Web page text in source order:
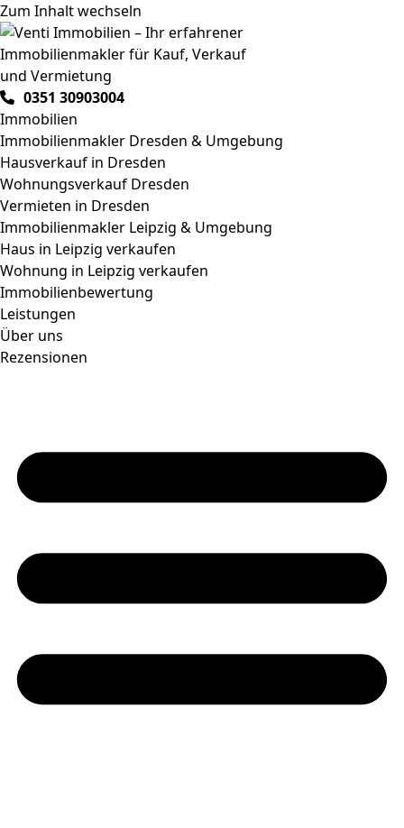
Zum Inhalt wechseln
0351 30903004
Immobilien
Immobilienmakler Dresden & Umgebung
Hausverkauf in Dresden
Wohnungsverkauf Dresden
Vermieten in Dresden
Immobilienmakler Leipzig & Umgebung
Haus in Leipzig verkaufen
Wohnung in Leipzig verkaufen
Immobilienbewertung
Leistungen
Über uns
Rezensionen